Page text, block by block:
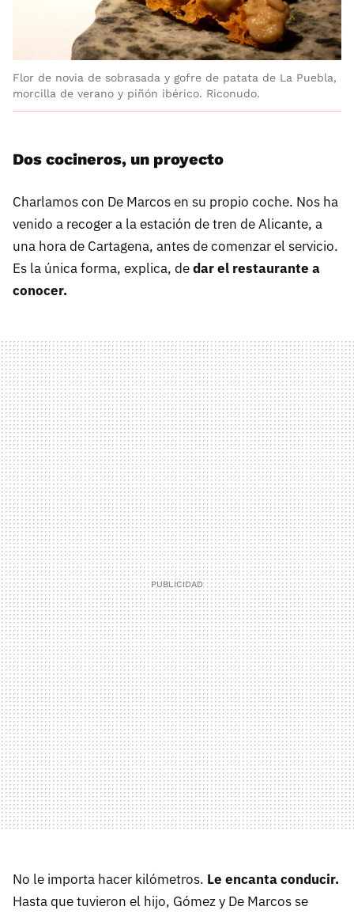
Flor de novia de sobrasada y gofre de patata de La Puebla,
morcilla de verano y piñón ibérico. Riconudo.
Dos cocineros, un proyecto
Charlamos con De Marcos en su propio coche. Nos ha
venido a recoger a la estación de tren de Alicante, a
una hora de Cartagena, antes de comenzar el servicio.
Es la única forma, explica, dedar el restaurante a
conocer.
No le importa hacer kilómetros. Le encanta conducir.
Hasta que tuvieron el hijo, Gómez y De Marcos se